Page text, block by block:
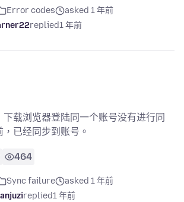
Error codes
asked 1 年前
replied1 年前
载浏览器登陆同一个账号没有进行同
已经同步到账号。
464
Sync failure
asked 1 年前
replied1 年前